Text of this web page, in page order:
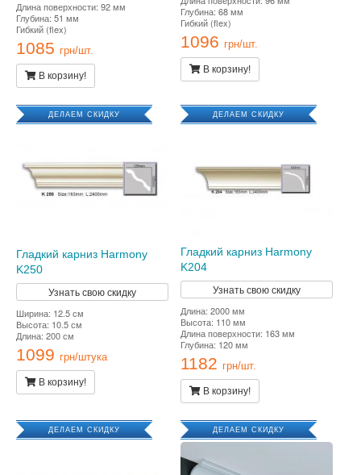
Длина поверхности: 92 мм
Глубина: 51 мм
Гибкий (flex)
1085 грн/шт.
В корзину!
Глубина: 68 мм
Гибкий (flex)
1096 грн/шт.
В корзину!
ДЕЛАЕМ СКИДКУ
Гладкий карниз Harmony
K250
Узнать свою скидку
Ширина: 12.5 см
Высота: 10.5 см
Длина: 200 см
1099 грн/штука
В корзину!
ДЕЛАЕМ СКИДКУ
Гладкий карниз Harmony
K204
Узнать свою скидку
Длина: 2000 мм
Высота: 110 мм
Длина поверхности: 163 мм
Глубина: 120 мм
1182 грн/шт.
В корзину!
ДЕЛАЕМ СКИДКУ ДЕЛАЕМ СКИДКУ